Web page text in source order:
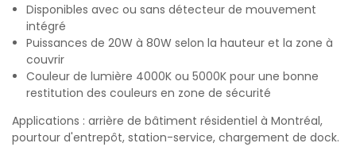
Disponibles avec ou sans détecteur de mouvement
intégré
Puissances de 20W à 80W selon la hauteur et la zone à
couvrir
Couleur de lumière 4000K ou 5000K pour une bonne
restitution des couleurs en zone de sécurité
Applications : arrière de bâtiment résidentiel à Montréal,
pourtour d'entrepôt, station-service, chargement de dock.